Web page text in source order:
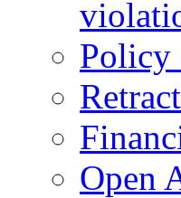
Policy
Open